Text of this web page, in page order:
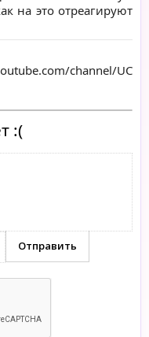
на это отреагируют
channel/UC
:(